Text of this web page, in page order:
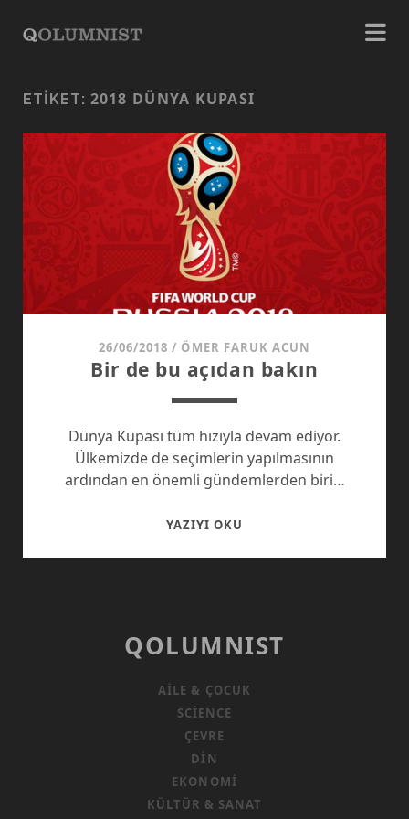
ETIKET: 2018 DÜNYA KUPASI
26/06/2018 / ÖMER FARUK ACUN
Bir de bu açıdan bakın
Dünya Kupası tüm hızıyla devam ediyor.
Ülkemizde de seçimlerin yapılmasının
ardından en önemli gündemlerden biri…
YAZIYI OKU
QOLUMNIST
AILE & ÇOCUK
SCIENCE
ÇEVRE
DIN
EKONOMI
KÜLTÜR & SANAT